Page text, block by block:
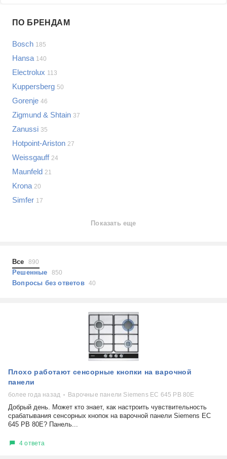
LG
Sony
Bosch
Asus
Lenovo
Indesit
JBL
Показать еще
Проблемы по категориям
Варочные панели
Сотовые телефоны
Планшеты
Наушники
Выберите...
не включается
самопроизвольное выключение
самостоятельный ремонт
выдает ошибку
плохо работает
решение проблемы
ПО БРЕНДАМ
Bosch 185
Hansa 140
Electrolux 113
Kuppersberg 50
Gorenje 46
Zigmund & Shtain 37
Zanussi 35
Hotpoint-Ariston 27
Weissgauff 24
Maunfeld 21
Krona 20
Simfer 17
Показать еще
Все 890
Решенные 850
Вопросы без ответов40
Плохо работают сенсорные кнопки на варочной
панели
более года назад Варочные панели Siemens EC 645 PB 80E
Добрый день. Может кто знает, как настроить чувствительность
срабатывания сенсорных кнопок на варочной панели Siemens EC
645 PB 80E? Панель...
4 ответа